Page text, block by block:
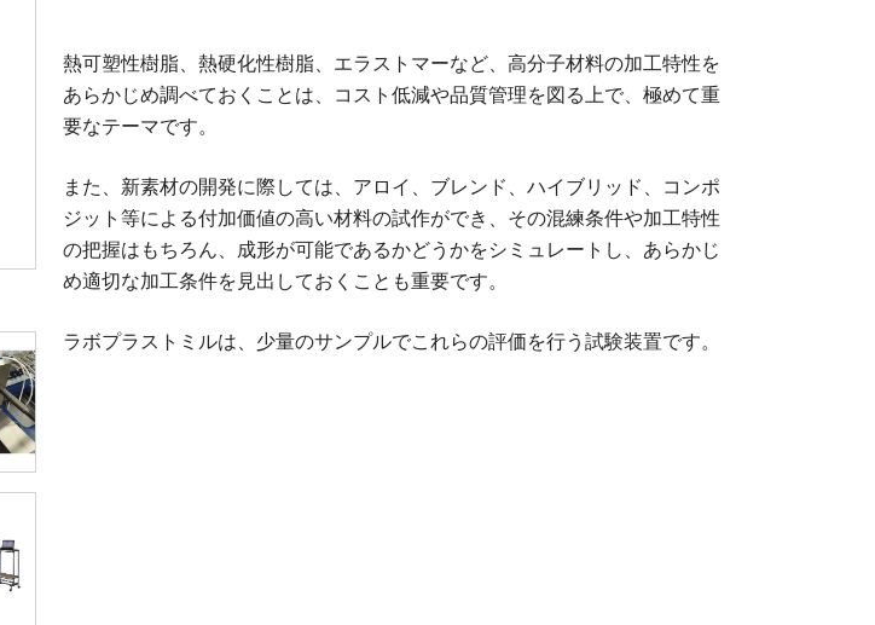
熱可塑性樹脂、熱硬化性樹脂、エラストマーなど、高分子材料の加工特性を
あらかじめ調べておくことは、コスト低減や品質管理を図る上で、極めて重
要なテーマです。
また、新素材の開発に際しては、アロイ、ブレンド、ハイブリッド、コンポ
ジット等による付加価値の高い材料の試作ができ、その混練条件や加工特性
の把握はもちろん、成形が可能であるかどうかをシミュレートし、あらかじ
め適切な加工条件を見出しておくことも重要です。
ラボプラストミルは、少量のサンプルでこれらの評価を行う試験装置です。